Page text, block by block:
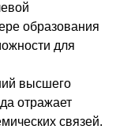
образования
для
высшего
отражает
связей.